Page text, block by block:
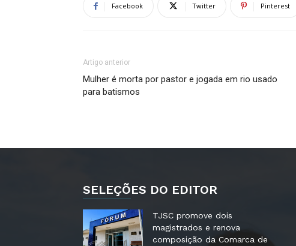
Facebook Twitter Pinterest
Artigo anterior
Mulher é morta por pastor e jogada em rio usado
para batismos
SELEÇÕES DO EDITOR
TJSC promove dois
magistrados e renova
composição da Comarca de